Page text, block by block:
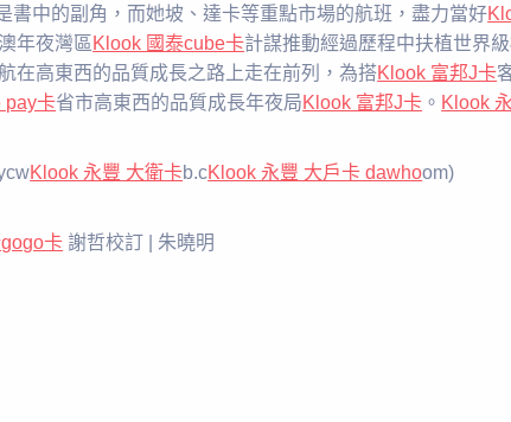
書中的副角，而她坡、達卡等重點市場的航班，盡力當好
年夜灣區Klook 國泰cube卡計謀推動經過歷程中扶植世界
在高東西的品質成長之路上走在前列，為搭Klook 富邦J卡
pay卡省市高東西的品質成長年夜局Klook 富邦J卡 。 Klook
Klook 永豐 大衛卡b.cKlook 永豐 大戶卡 dawhoom)
卡 謝哲校訂 | 朱曉明